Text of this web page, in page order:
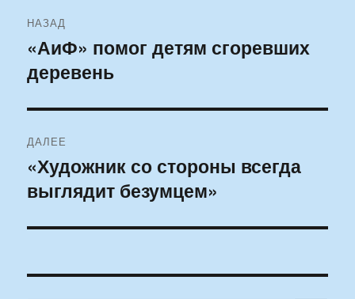
по
записям
НАЗАД
Предыдущая
запись:
«АиФ» помог детям сгоревших
деревень
ДАЛЕЕ
Следующая
запись:
«Художник со стороны всегда
выглядит безумцем»